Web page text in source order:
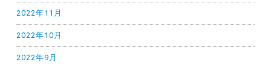
2022年11月
2022年10月
2022年9月